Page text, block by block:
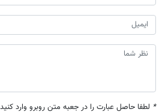
* لطفا حاصل عبارت را در جعبه متن روبرو وارد کنید